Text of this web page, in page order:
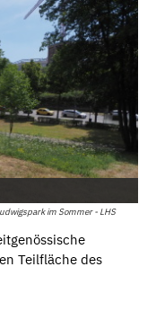
im Sommer - LHS
Teilfläche des